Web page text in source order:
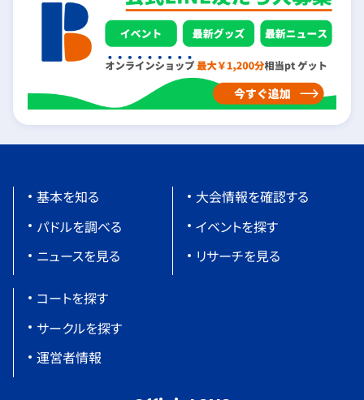
基本を知る
パドルを調べる
ニュースを見る
大会情報を確認する
イベントを探す
リサーチを見る
コートを探す
サークルを探す
運営者情報